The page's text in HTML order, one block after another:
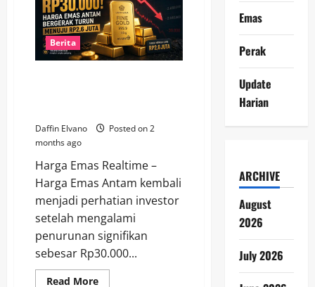
Emas
21
Juni
2026
Tetap
Jadi
Berita
Daffin Elvano
Posted on 2
months ago
Harga Emas Realtime –
Harga Emas Antam kembali
menjadi perhatian investor
setelah mengalami
penurunan signifikan
sebesar Rp30.000...
Read MoreRead
Emas
Perak
Update
Harian
ARCHIVE
August
2026
July 2026